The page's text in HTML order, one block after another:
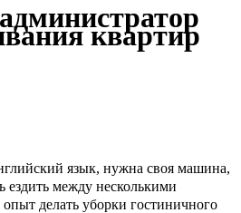
квартир
язык, нужна своя машина,
между несколькими
делать уборки гостиничного